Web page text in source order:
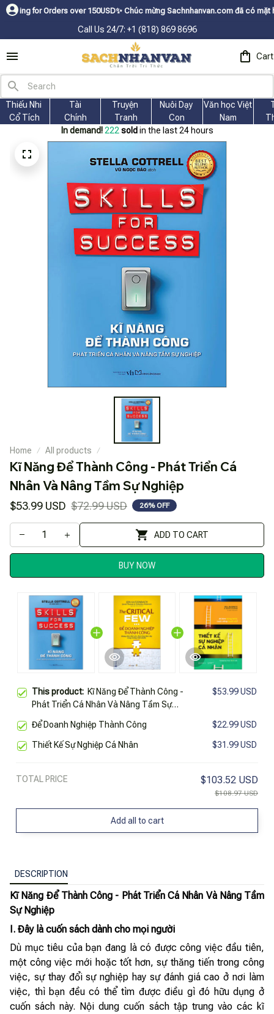
over 150USDㅤ✨Chúc mừng Sachnhanvan.com đã có mặt hơn 200
Call Us 24/7: +1 (818) 869 8696
Cart
Thiếu Nhi
Cổ Tích
Tài
Chính
Truyện
Tranh
Nuôi Dạy
Con
Văn học Việt
Nam
In demand! 224 sold in the last 24 hours
Home All products
Kĩ Năng Để Thành Công - Phát Triển Cá
Nhân Và Nâng Tầm Sự Nghiệp
$53.99 USD $72.99 USD 26% OFF
ADD TO CART
BUY NOW
This product: Kĩ Năng Để Thành Công -
Phát Triển Cá Nhân Và Nâng Tầm Sự
$53.99 USD
Để Doanh Nghiệp Thành Công $22.99 USD
Thiết Kế Sự Nghiệp Cá Nhân $31.99 USD
TOTAL PRICE $103.52 USD
$108.97 USD
Add all to cart
DESCRIPTION
Kĩ Năng Để Thành Công - Phát Triển Cá Nhân Và Nâng Tầm
Sự Nghiệp
I. Đây là cuốn sách dành cho mọi người
Dù mục tiêu của bạn đang là có được công việc đầu tiên,
một công việc mới hoặc tốt hơn, sự thăng tiến trong công
việc, sự thay đổi sự nghiệp hay sự đánh giá cao ở nơi làm
việc, thì bạn đều có thể tìm được điều gì đó hữu dụng ở
cuốn sách này. Nội dung cuốn sách tập trung vào các kĩ